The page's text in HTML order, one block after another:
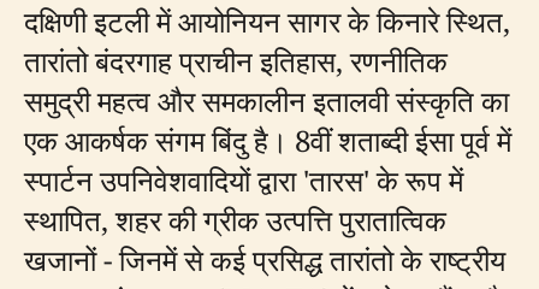
दक्षिणी इटली में आयोनियन सागर के किनारे स्थित,
तारांतो बंदरगाह प्राचीन इतिहास, रणनीतिक
समुद्री महत्व और समकालीन इतालवी संस्कृति का
एक आकर्षक संगम बिंदु है। 8वीं शताब्दी ईसा पूर्व में
स्पार्टन उपनिवेशवादियों द्वारा 'तारस' के रूप में
स्थापित, शहर की ग्रीक उत्पत्ति पुरातात्विक
खजानों - जिनमें से कई प्रसिद्ध तारांतो के राष्ट्रीय